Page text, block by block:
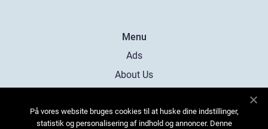
Menu
Ads
About Us
Contact
På vores website bruges cookies til at huske dine indstillinger,
statistik og personalisering af indhold og annoncer. Denne